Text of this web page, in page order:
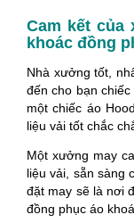
Cam kết của
khoác đồng
Nhà xưởng tốt,
đến cho bạn
một chiếc áo
liệu vải tốt chắc
Một xưởng may
liệu vải, sẵn sàng
đặt may sẽ là nơi
đồng phục áo